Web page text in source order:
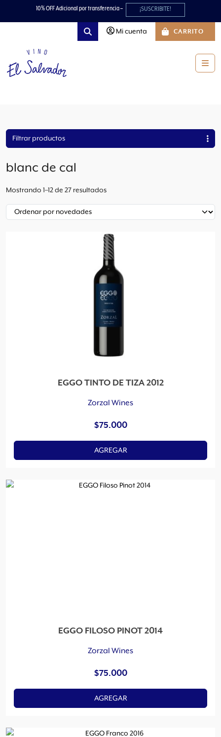
Skip to content
Skip to footer10% OFF Adicional por transferencia – ¡SUSCRIBITE!
Search
Mi cuenta CARRITO
Filtrar productos
blanc de cal
Mostrando 1–12 de 27 resultadosO
n
a
d
o
p
o
r
l
ú
t
m
s
EGGO TINTO DE TIZA 2012
Zorzal Wines
$75.000
AGREGAR
EGGO FILOSO PINOT 2014
Zorzal Wines
$75.000
AGREGAR